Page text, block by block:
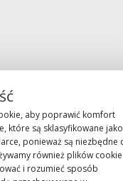
aby poprawić komfort
które są sklasyfikowane jako
ponieważ są niezbędne
również plików cookie
i rozumieć sposób